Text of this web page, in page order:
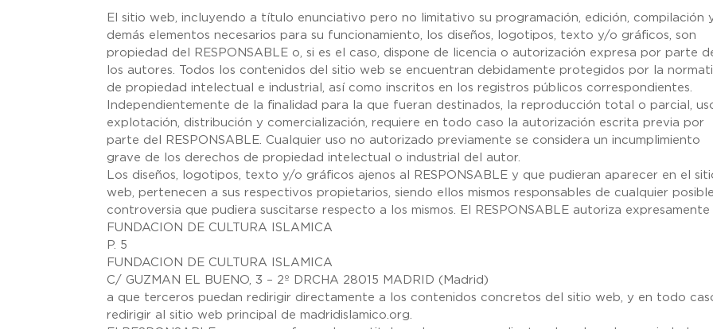
El sitio web, incluyendo a título enunciativo pero no limitativo su programación, edición, compilación
demás elementos necesarios para su funcionamiento, los diseños, logotipos, texto y/o gráficos, son
propiedad del RESPONSABLE o, si es el caso, dispone de licencia o autorización expresa por parte
los autores. Todos los contenidos del sitio web se encuentran debidamente protegidos por la
de propiedad intelectual e industrial, así como inscritos en los registros públicos correspondientes.
Independientemente de la finalidad para la que fueran destinados, la reproducción total o parcial,
explotación, distribución y comercialización, requiere en todo caso la autorización escrita previa por
parte del RESPONSABLE. Cualquier uso no autorizado previamente se considera un incumplimiento
grave de los derechos de propiedad intelectual o industrial del autor.
Los diseños, logotipos, texto y/o gráficos ajenos al RESPONSABLE y que pudieran aparecer en el
web, pertenecen a sus respectivos propietarios, siendo ellos mismos responsables de cualquier posible
controversia que pudiera suscitarse respecto a los mismos. El RESPONSABLE autoriza expresamente
FUNDACION DE CULTURA ISLAMICA
P. 5
FUNDACION DE CULTURA ISLAMICA
C/ GUZMAN EL BUENO, 3 – 2º DRCHA 28015 MADRID (Madrid)
a que terceros puedan redirigir directamente a los contenidos concretos del sitio web, y en todo
redirigir al sitio web principal de madridislamico.org.